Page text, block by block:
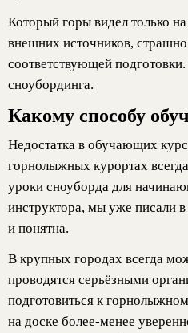
Который горы видел только
внешних источников,
соответствующей
сноубординга.
Какому способу
Недостатка в обучающих
горнолыжных курортах
уроки сноуборда для
инструктора, мы уже писали в
и понятна.
В крупных городах всегда
проводятся серьёзными
подготовиться к
на доске более-менее